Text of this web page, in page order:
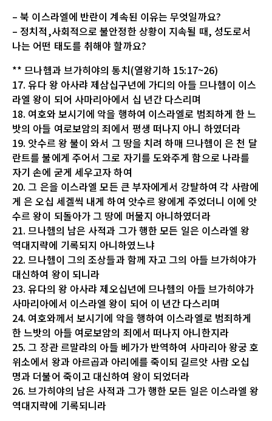
– 북 이스라엘에 반란이 계속된 이유는 무엇일까요?
– 정치적,사회적으로 불안정한 상황이 지속될 때, 성도로서
나는 어떤 태도를 취해야 할까요?
** 므나헴과 브가히야의 통치(열왕기하 15:17~26)
17. 유다 왕 아사랴 제삼십구년에 가디의 아들 므나헴이 이스
라엘 왕이 되어 사마리아에서 십 년간 다스리며
18. 여호와 보시기에 악을 행하여 이스라엘로 범죄하게 한 느
밧의 아들 여로보암의 죄에서 평생 떠나지 아니 하였더라
19. 앗수르 왕 불이 와서 그 땅을 치려 하매 므나헴이 은 천 달
란트를 불에게 주어서 그로 자기를 도와주게 함으로 나라를
자기 손에 굳게 세우고자 하여
20. 그 은을 이스라엘 모든 큰 부자에게서 강탈하여 각 사람에
게 은 오십 세겔씩 내게 하여 앗수르 왕에게 주었더니 이에 앗
수르 왕이 되돌아가 그 땅에 머물지 아니하였더라
21. 므나헴의 남은 사적과 그가 행한 모든 일은 이스라엘 왕
역대지략에 기록되지 아니하였느냐
22. 므나헴이 그의 조상들과 함께 자고 그의 아들 브가히야가
대신하여 왕이 되니라
23. 유다의 왕 아사랴 제오십년에 므나헴의 아들 브가히야가
사마리아에서 이스라엘 왕이 되어 이 년간 다스리며
24. 여호와께서 보시기에 악을 행하여 이스라엘로 범죄하게
한 느밧의 아들 여로보암의 죄에서 떠나지 아니한지라
25. 그 장관 르말랴의 아들 베가가 반역하여 사마리아 왕궁 호
위소에서 왕과 아르곱과 아리에를 죽이되 길르앗 사람 오십
명과 더불어 죽이고 대신하여 왕이 되었더라
26. 브가히야의 남은 사적과 그가 행한 모든 일은 이스라엘 왕
역대지략에 기록되니라